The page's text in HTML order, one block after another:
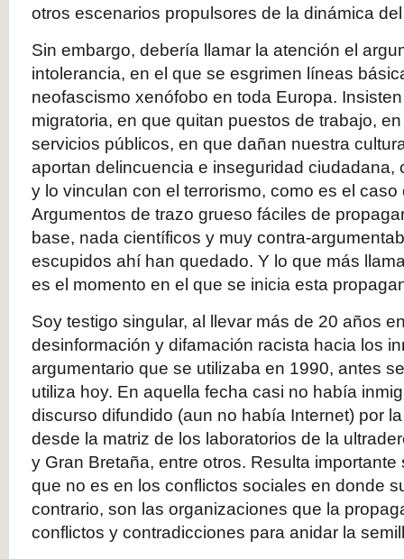
otros escenarios propulsores de la dinámica
Sin embargo, debería llamar la atención el
intolerancia, en el que se esgrimen líneas
neofascismo xenófobo en toda Europa.
migratoria, en que quitan puestos de trabajo,
servicios públicos, en que dañan nuestra
aportan delincuencia e inseguridad ciudadana,
y lo vinculan con el terrorismo, como es el
Argumentos de trazo grueso fáciles de
base, nada científicos y muy contra-
escupidos ahí han quedado. Y lo que más
es el momento en el que se inicia esta
Soy testigo singular, al llevar más de 20 años
desinformación y difamación racista hacia los
argumentario que se utilizaba en 1990, antes
utiliza hoy. En aquella fecha casi no había
discurso difundido (aun no había Internet) por
desde la matriz de los laboratorios de la
y Gran Bretaña, entre otros. Resulta
que no es en los conflictos sociales en donde
contrario, son las organizaciones que la
conflictos y contradicciones para anidar la